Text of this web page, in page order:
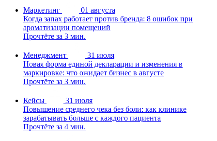
Маркетинг
01 августа
Когда запах работает против бренда: 8 ошибок при
ароматизации помещений
Прочтёте за 3 мин.
Менеджмент
31 июля
Новая форма единой декларации и изменения в
маркировке: что ожидает бизнес в августе
Прочтёте за 3 мин.
Кейсы
31 июля
Повышение среднего чека без боли: как клинике
зарабатывать больше с каждого пациента
Прочтёте за 4 мин.